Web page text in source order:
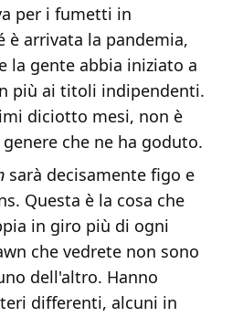
per i fumetti in
è arrivata la pandemia,
la gente abbia iniziato a
più ai titoli indipendenti.
diciotto mesi, non è
che ne ha goduto.
sarà decisamente figo e
Questa è la cosa che
in giro più di ogni
che vedrete non sono
dell'altro. Hanno
differenti, alcuni in